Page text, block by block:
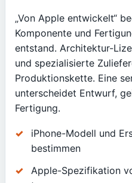
„Von Apple entwickelt“
Komponente und
entstand. Architektur-
und spezialisierte
Produktionskette. Eine
unterscheidet Entwurf,
Fertigung.
iPhone-Modell und
bestimmen
Apple-Spezifikation